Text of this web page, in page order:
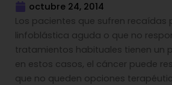
octubre 24, 2014
Los pacientes que sufren recaídas
linfoblástica aguda o que no
tratamientos habituales tienen un
en estos casos, el cáncer puede
que no queden opciones